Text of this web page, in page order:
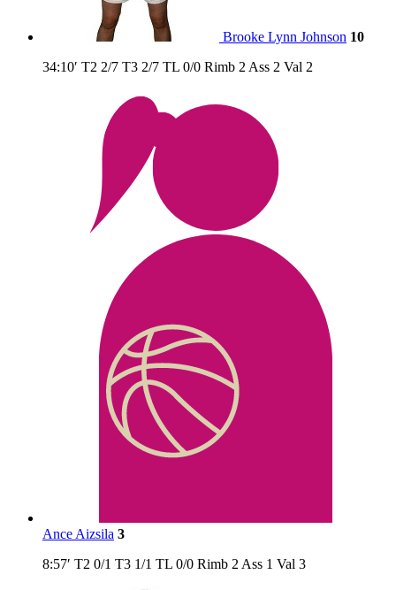
Brooke Lynn Johnson 10
34:10′ T2 2/7 T3 2/7 TL 0/0 Rimb 2 Ass 2 Val 2
Ance Aizsila 3
8:57′ T2 0/1 T3 1/1 TL 0/0 Rimb 2 Ass 1 Val 3